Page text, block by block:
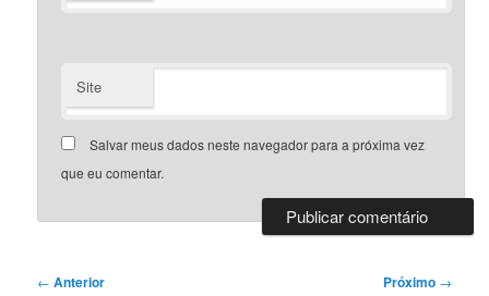
Site
Salvar meus dados neste navegador para a próxima vez
que eu comentar.
Navegação
← Anterior Próximo →